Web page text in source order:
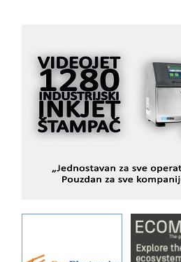
savremene industrijske i
objekte
Alba d.o.o. – 35 godina
metrologiji i pametnim
rešenjima
IBeRTIM - oprema za
STAUFF – Komponente koje
povećavaju pouzdanost
YAMADA pumpe – japanska
pouzdanost u transferu fluida
Filtration Group Industrial –